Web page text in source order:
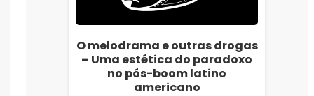
O melodrama e outras drogas
– Uma estética do paradoxo
no pós-boom latino
americano